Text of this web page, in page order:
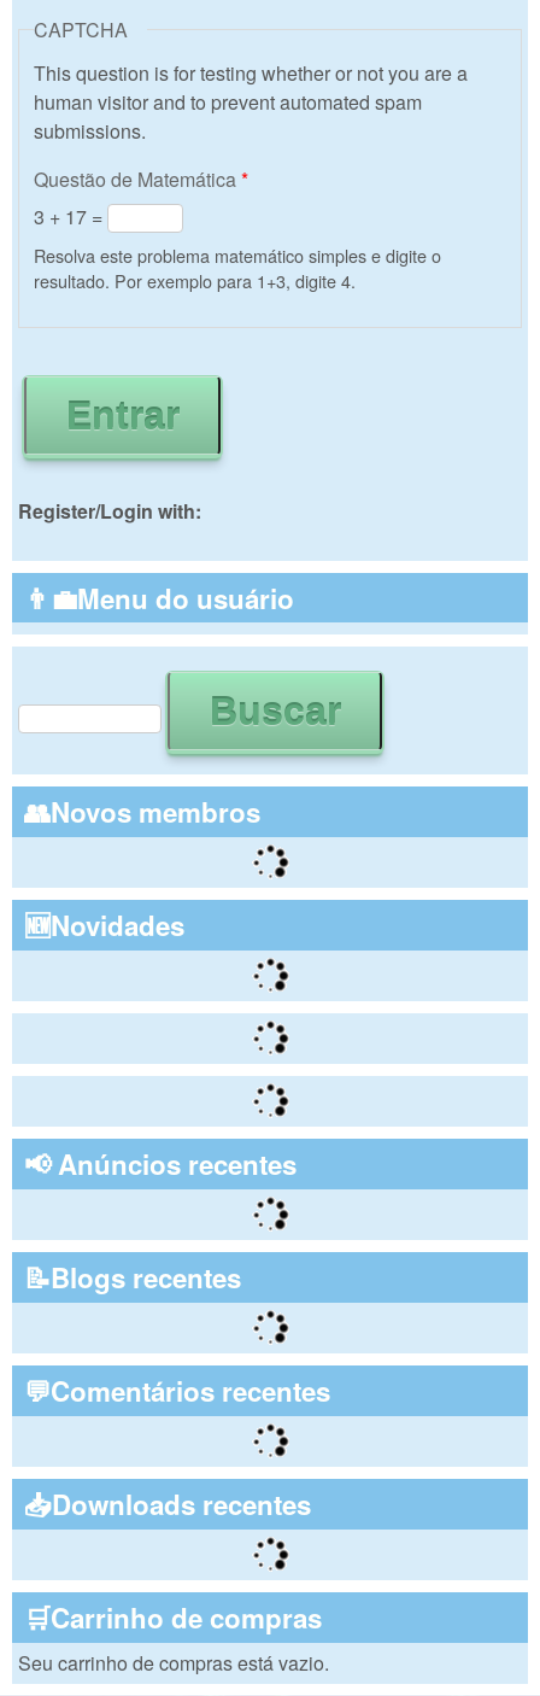
CAPTCHA
This question is for testing whether or not you are a
human visitor and to prevent automated spam
submissions.
Questão de Matemática*
3 + 17 =
Resolva este problema matemático simples e digite o
resultado. Por exemplo para 1+3, digite 4.
Register/Login with:
👨‍💼Menu do usuário
Formulário de busca
👥Novos membros
🆕Novidades
📢 Anúncios recentes
📝Blogs recentes
💬Comentários recentes
📥Downloads recentes
🛒Carrinho de compras
Seu carrinho de compras está vazio.